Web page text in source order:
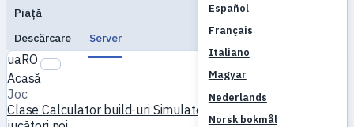
Español
Français
Italiano
Magyar
Nederlands
Norsk bokmål
Piață
Descărcare
Server
uaRO
Acasă
Joc
ClaseCalculator build-uri Simulator abilități